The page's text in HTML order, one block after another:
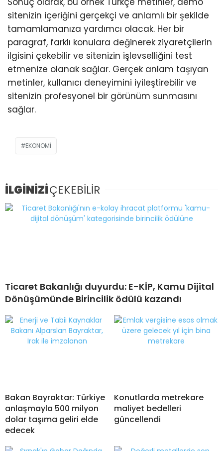
sitenizin içeriğini gerçekçi ve anlamlı bir şekilde
tamamlamanıza yardımcı olacak. Her bir
paragraf, farklı konulara değinerek ziyaretçilerin
ilgisini çekebilir ve sitenizin işlevselliğini test
etmenize olanak sağlar. Gerçek anlam taşıyan
metinler, kullanıcı deneyimini iyileştirebilir ve
sitenizin profesyonel bir görünüm sunmasını
sağlar.
EKONOMI
İLGİNİZİÇEKEBİLİR
Ticaret Bakanlığı duyurdu: E-KİP, Kamu Dijital
Dönüşümünde Birincilik ödülü kazandı
Bakan Bayraktar: Türkiye
anlaşmayla 500 milyon
dolar taşıma geliri elde
edecek
Konutlarda metrekare
maliyet bedelleri
güncellendi